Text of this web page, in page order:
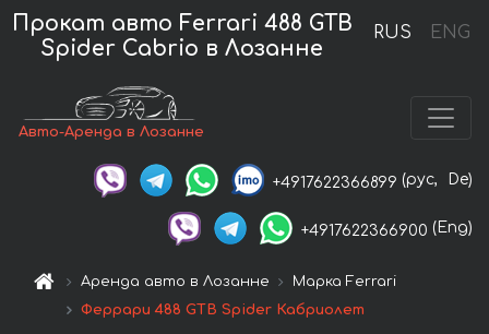
RUS ENG
Прокат авто Ferrari 488 GTB
Spider Cabrio в Лозанне
Авто-Аренда в Лозанне
+4917622366899 (рус, De)
+4917622366900 (Eng)
Аренда авто в Лозанне
Марка Ferrari
Феррари 488 GTB Spider Кабриолет